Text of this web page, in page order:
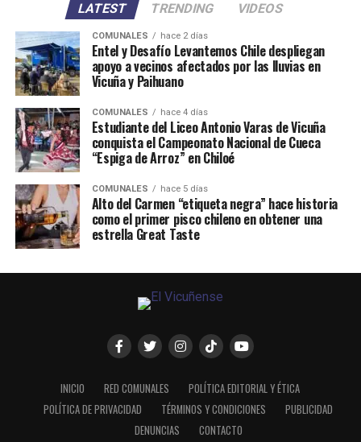
LATEST TRENDING VIDEOS
COMUNALES hace 2 días
Entel y Desafío Levantemos Chile despliegan
apoyo a vecinos afectados por las lluvias en
Vicuña y Paihuano
COMUNALES hace 4 días
Estudiante del Liceo Antonio Varas de Vicuña
conquista el Campeonato Nacional de Cueca
“Espiga de Arroz” en Chiloé
COMUNALES hace 5 días
Alto del Carmen “etiqueta negra” hace historia
como el primer pisco chileno en obtener una
estrella Great Taste
INICIO RED COMUNALES
POLÍTICA EDITORIAL Y ÉTICA
POLÍTICA DE PRIVACIDAD
TÉRMINOS Y CONDICIONES
PUBLICIDAD
DENUNCIAS
CONTACTO